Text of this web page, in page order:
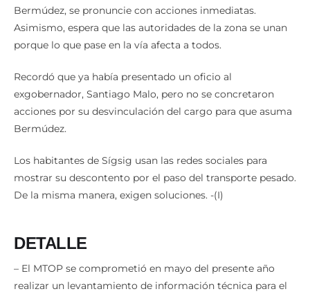
Bermúdez, se pronuncie con acciones inmediatas.
Asimismo, espera que las autoridades de la zona se unan
porque lo que pase en la vía afecta a todos.
Recordó que ya había presentado un oficio al
exgobernador, Santiago Malo, pero no se concretaron
acciones por su desvinculación del cargo para que asuma
Bermúdez.
Los habitantes de Sígsig usan las redes sociales para
mostrar su descontento por el paso del transporte pesado.
De la misma manera, exigen soluciones. -(I)
DETALLE
– El MTOP se comprometió en mayo del presente año
realizar un levantamiento de información técnica para el